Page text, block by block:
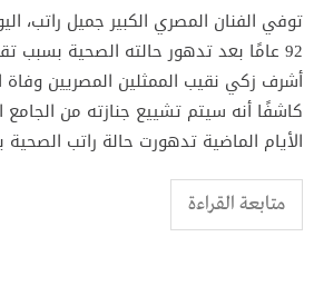
توفي الفنان المصري الكبير جميل راتب،
92 عامًا بعد تدهور حالته الصحية بسبب
أشرف زكي نقيب الممثلين المصريين وفاة
كاشفًا أنه سيتم تشييع جنازته من الجامع
الأيام الماضية تدهورت حالة راتب
متابعة القراءة